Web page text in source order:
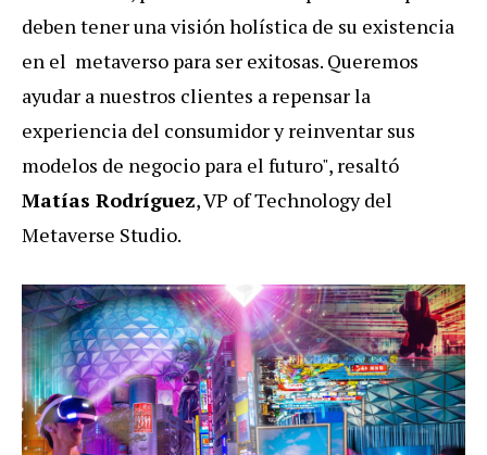
deben tener una visión holística de su existencia
en el metaverso para ser exitosas. Queremos
ayudar a nuestros clientes a repensar la
experiencia del consumidor y reinventar sus
modelos de negocio para el futuro", resaltó
Matías Rodríguez, VP of Technology del
Metaverse Studio.